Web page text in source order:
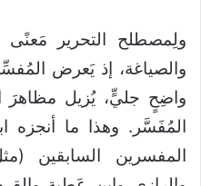
ولِمصطلح التحرير مَعنًى
والصياغة، إذ يَعرض
واضِحٍ جليٍّ، يُزيل مظاهرَ
المُفَسَّر. وهذا ما
المفسرين السابقين